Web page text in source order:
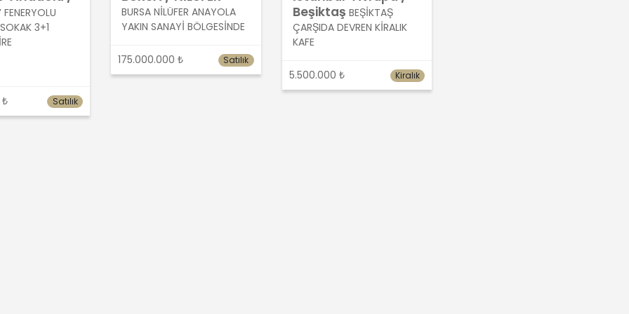
FENERYOLU
3+1
Satılık
BURSA NİLÜFER ANAYOLA
YAKIN SANAYİ BÖLGESİNDE
175.000.000 ₺ Satılık
Beşiktaş BEŞİKTAŞ
ÇARŞIDA DEVREN KİRALIK
KAFE
5.500.000 ₺ Kiralık